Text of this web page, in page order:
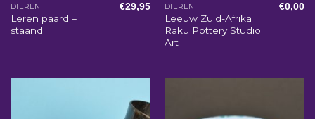
DIEREN
Leren paard –
staand
€29,95 DIEREN
Leeuw Zuid-Afrika
Raku Pottery Studio
Art
€0,00